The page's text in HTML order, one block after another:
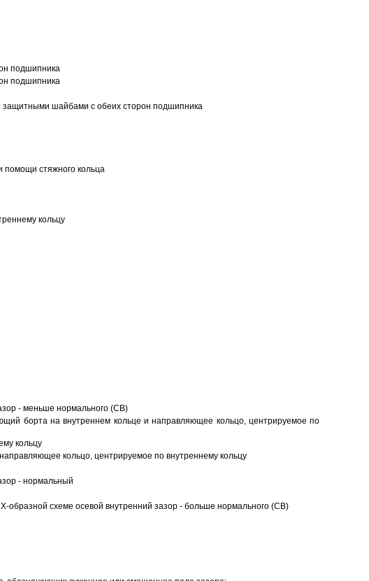
подшипника
подшипника
защитными шайбами с обеих сторон подшипника
помощи стяжного кольца
кольцу
- меньше нормального (CB)
борта на внутреннем кольце и направляющее кольцо, центрируемое по
кольцу
кольцо, центрируемое по внутреннему кольцу
- нормальный
схеме осевой внутренний зазор - больше нормального (CB)